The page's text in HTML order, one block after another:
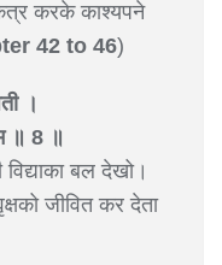
करके काश्यपने
42 to 46)
।
॥ 8 ॥
बल देखो।
जीवित कर देता